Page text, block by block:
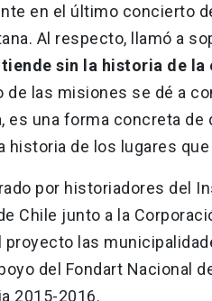
en el último concierto
Al respecto, llamó a
sin la historia de la
de las misiones se dé a
es una forma concreta de
historia de los lugares que
por historiadores del
Chile junto a la
proyecto las
del Fondart Nacional
2015-2016.